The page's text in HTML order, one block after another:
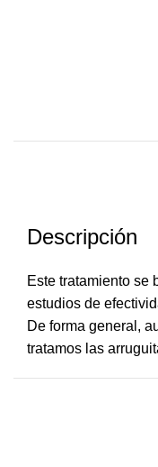
Descripción
Este tratamiento se
estudios de
De forma general,
tratamos las